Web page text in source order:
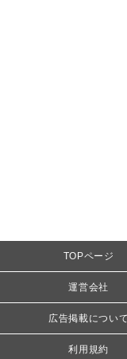
TOPページ
運営会社
広告掲載について
利用規約